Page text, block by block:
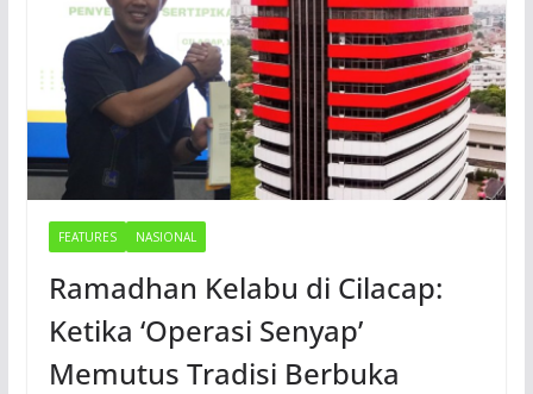
FEATURES NASIONAL
Ramadhan Kelabu di Cilacap:
Ketika ‘Operasi Senyap’
Memutus Tradisi Berbuka